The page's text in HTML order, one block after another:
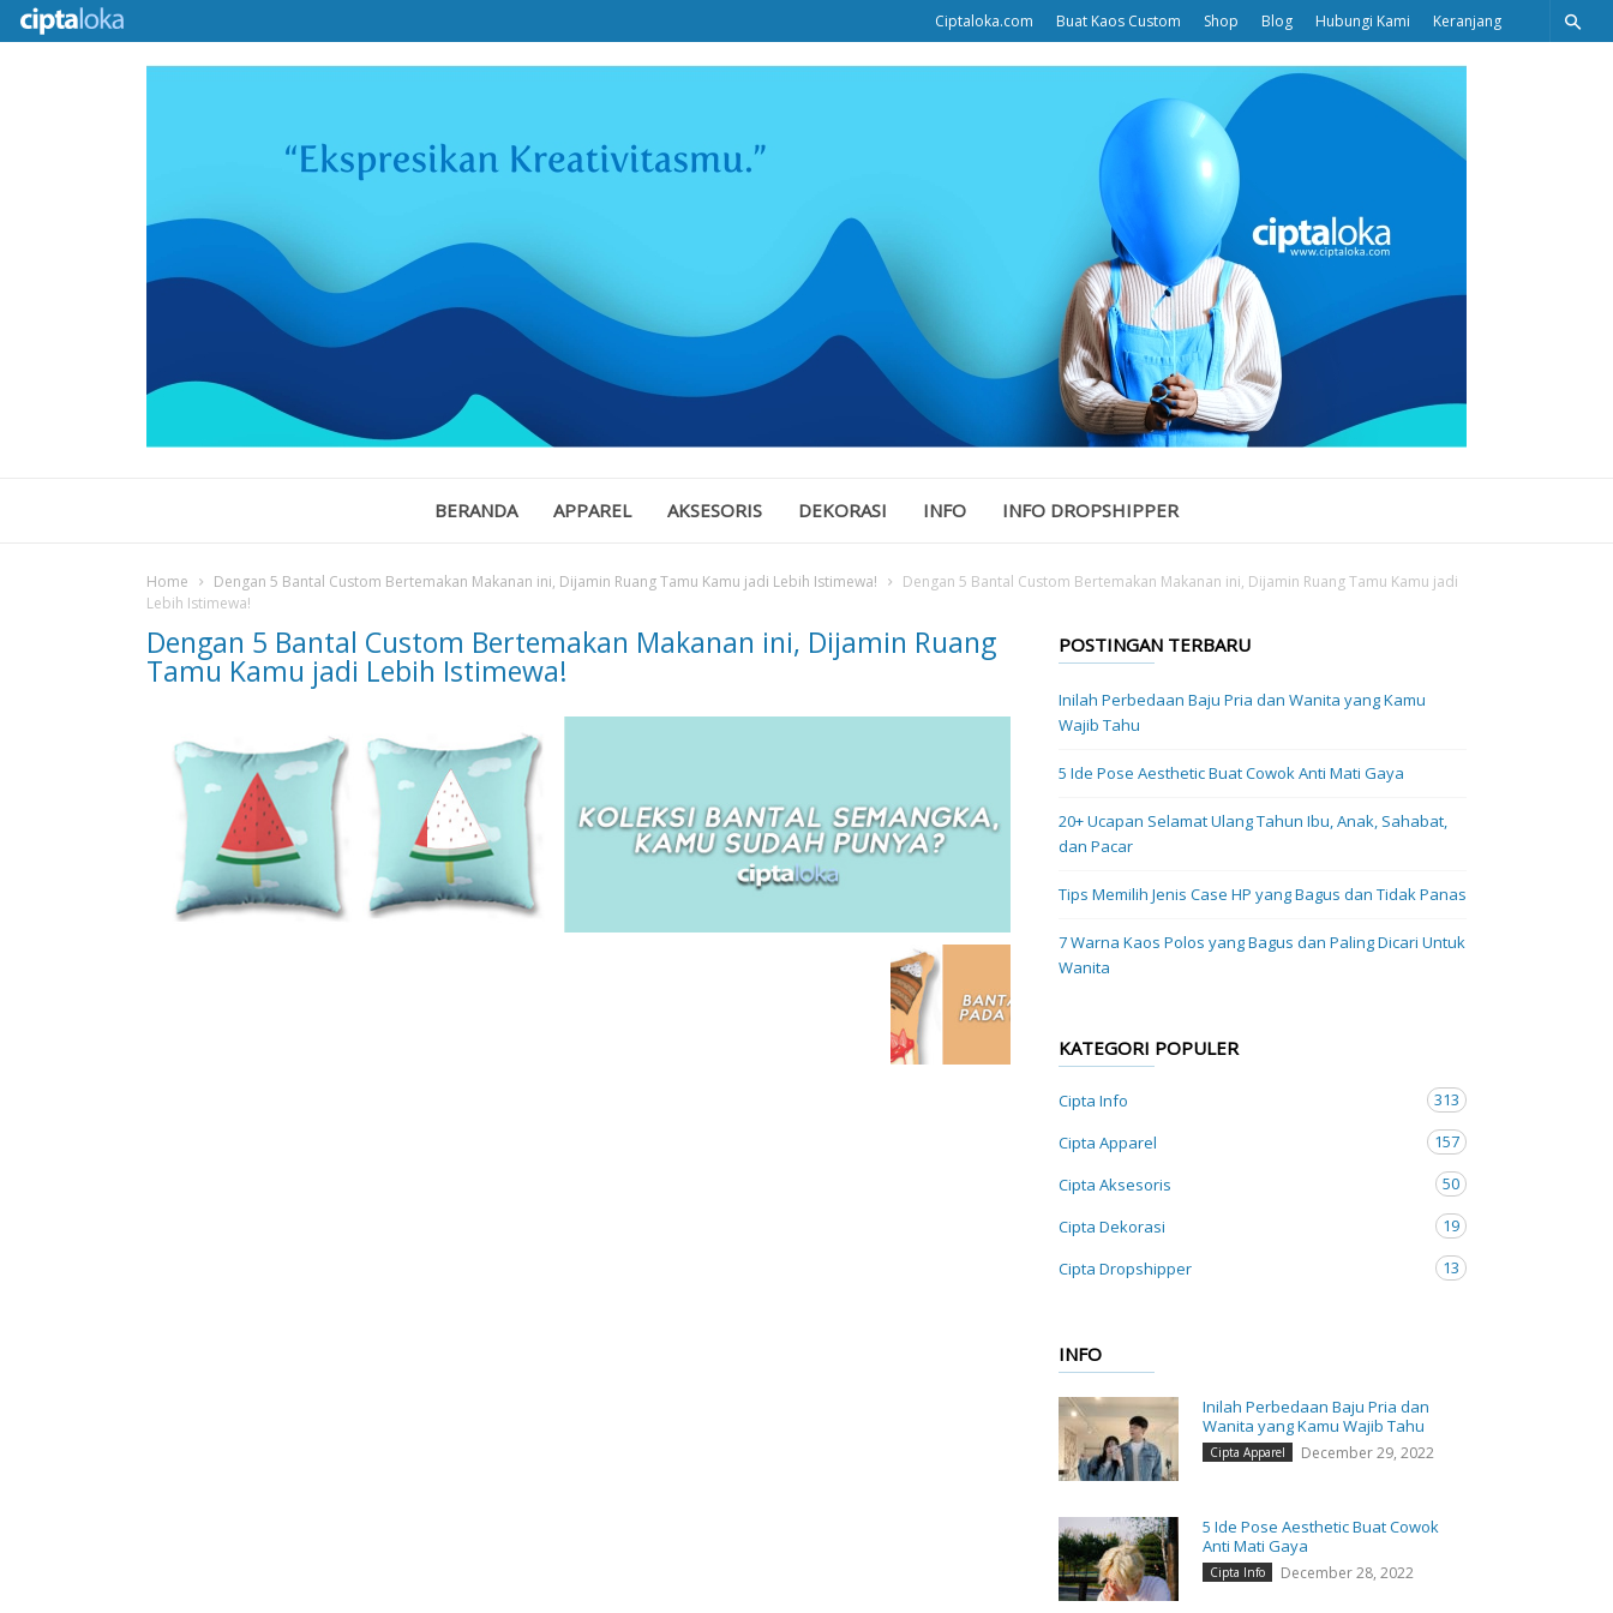
Ciptaloka.com Buat Kaos Custom Shop Blog Hubungi Kami Keranjang
BERANDA APPAREL AKSESORIS DEKORASI INFO INFO DROPSHIPPER
Home Dengan 5 Bantal Custom Bertemakan Makanan ini, Dijamin Ruang Tamu Kamu jadi Lebih Istimewa!
Dengan 5 Bantal Custom Bertemakan Makanan ini, Dijamin Ruang Tamu Kamu jadi
Lebih Istimewa!
Dengan 5 Bantal Custom Bertemakan Makanan ini, Dijamin Ruang
Tamu Kamu jadi Lebih Istimewa!
POSTINGAN TERBARU
Inilah Perbedaan Baju Pria dan Wanita yang Kamu
Wajib Tahu
5 Ide Pose Aesthetic Buat Cowok Anti Mati Gaya
20+ Ucapan Selamat Ulang Tahun Ibu, Anak, Sahabat,
dan Pacar
Tips Memilih Jenis Case HP yang Bagus dan Tidak Panas
7 Warna Kaos Polos yang Bagus dan Paling Dicari Untuk
Wanita
KATEGORI POPULER
Cipta Info
313
Cipta Apparel
157
Cipta Aksesoris
50
Cipta Dekorasi
19
Cipta Dropshipper
13
INFO
Inilah Perbedaan Baju Pria dan
Wanita yang Kamu Wajib Tahu
Cipta Apparel December 29, 2022
5 Ide Pose Aesthetic Buat Cowok
Anti Mati Gaya
Cipta Info December 28, 2022